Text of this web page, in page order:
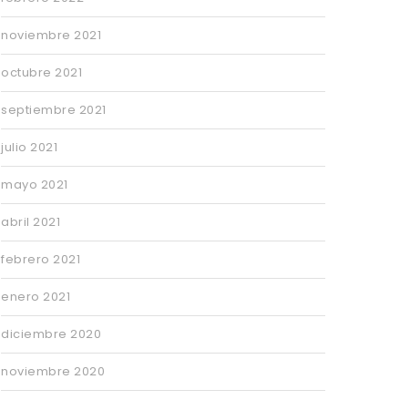
noviembre 2021
octubre 2021
septiembre 2021
julio 2021
mayo 2021
abril 2021
febrero 2021
enero 2021
diciembre 2020
noviembre 2020